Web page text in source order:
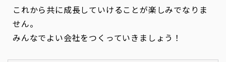
これから共に成長していけることが楽しみでなりま
せん。
みんなでよい会社をつくっていきましょう！